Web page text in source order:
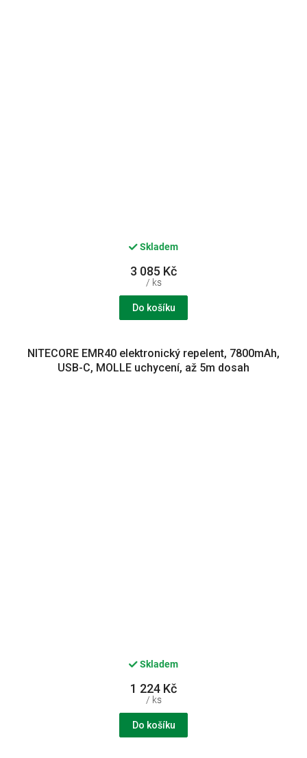
Skladem
3 085 Kč
/ ks
Do košíku
NITECORE EMR40 elektronický repelent, 7800mAh,
USB-C, MOLLE uchycení, až 5m dosah
Skladem
1 224 Kč
/ ks
Do košíku